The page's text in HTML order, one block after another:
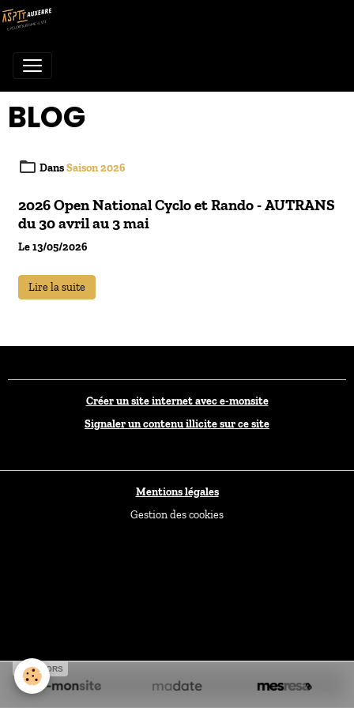
BLOG
DansSaison 2026
2026 Open National Cyclo et Rando - AUTRANS
du 30 avril au 3 mai
Le 13/05/2026
Lire la suite
Créer un site internet avec e-monsite
Signaler un contenu illicite sur ce site
Mentions légales
Gestion des cookies
SPONSORS